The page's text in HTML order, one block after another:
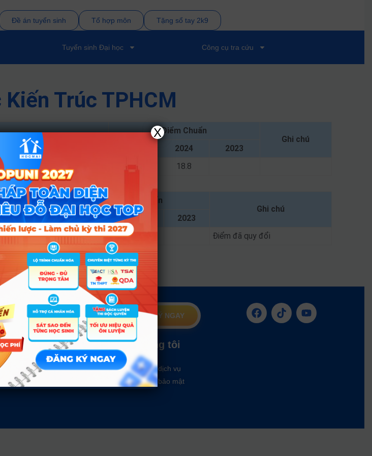
Đề án tuyển sinh Tổ hợp môn Tặng sổ tay 2k9
Tuyển sinh Đại học Công cụ tra cứu
Trúc TPHCM
Tổ hợp
Điểm Chuẩn
Ghi chú
2024
2023
A00; A01; C01; D01 18.8 18.8
Điểm Chuẩn
Ghi chú
2025
2024
2023
D01 18.8 24.96 Điểm đã quy đổi
ĐĂNG KÝ NGAY
Về chúng tôi
Liên hệ
Điều khoản dịch vụ
Chính sách bảo mật
X